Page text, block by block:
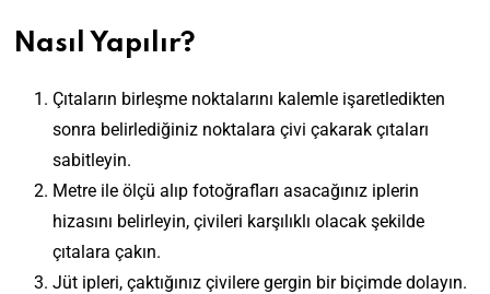
Nasıl Yapılır?
Çıtaların birleşme noktalarını kalemle işaretledikten
sonra belirlediğiniz noktalara çivi çakarak çıtaları
sabitleyin.
Metre ile ölçü alıp fotoğrafları asacağınız iplerin
hizasını belirleyin, çivileri karşılıklı olacak şekilde
çıtalara çakın.
Jüt ipleri, çaktığınız çivilere gergin bir biçimde dolayın.